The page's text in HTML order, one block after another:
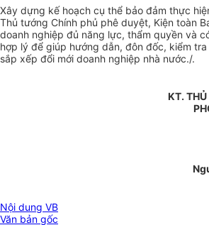
Xây dựng kế hoạch cụ thể bảo đảm thực
Thủ tướng Chính phủ phê duyệt, Kiện toàn
doanh nghiệp đủ năng lực, thẩm quyền và
hợp lý để giúp hướng dẫn, đôn đốc, kiểm
sắp xếp đổi mới doanh nghiệp nhà nước./.
KT.
Nội dung VB
Văn bản gốc